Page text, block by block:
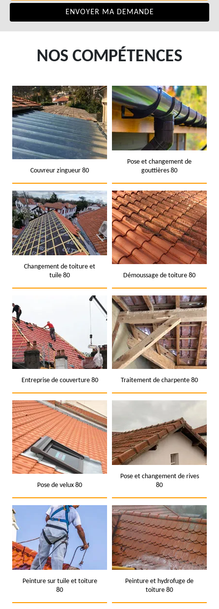
NOS COMPÉTENCES
Couvreur zingueur 80
Pose et changement de
gouttières 80
Changement de toiture et
tuile 80
Démoussage de toiture 80
Entreprise de couverture 80 Traitement de charpente 80
Pose de velux 80
Pose et changement de rives
80
Peinture sur tuile et toiture
80
Peinture et hydrofuge de
toiture 80